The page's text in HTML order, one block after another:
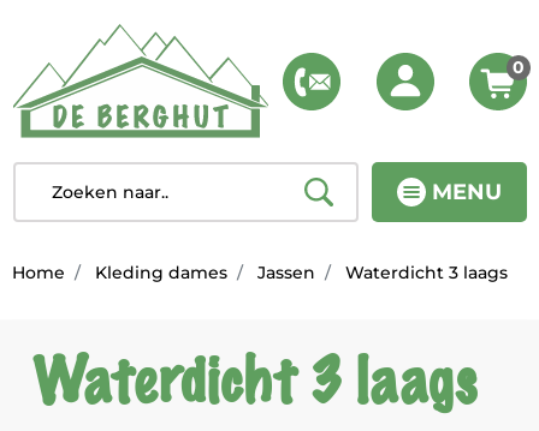
MENU
0
Home Kleding dames Jassen Waterdicht 3 laags
Waterdicht 3 laags